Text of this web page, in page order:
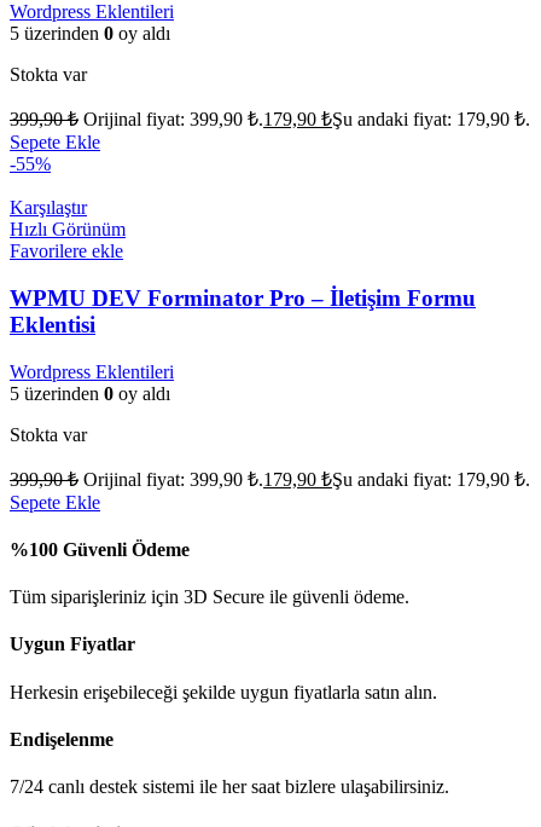
Wordpress Eklentileri
5 üzerinden 0 oy aldı
Stokta var
399,90₺ Orijinal fiyat: 399,90 ₺.179,90 ₺Şu andaki fiyat: 179,90 ₺.
Sepete Ekle
-55%
Karşılaştır
Hızlı Görünüm
Favorilere ekle
WPMU DEV Forminator Pro – İletişim Formu
Eklentisi
Wordpress Eklentileri
5 üzerinden 0 oy aldı
Stokta var
399,90₺ Orijinal fiyat: 399,90 ₺.179,90 ₺Şu andaki fiyat: 179,90 ₺.
Sepete Ekle
%100 Güvenli Ödeme
Tüm siparişleriniz için 3D Secure ile güvenli ödeme.
Uygun Fiyatlar
Herkesin erişebileceği şekilde uygun fiyatlarla satın alın.
Endişelenme
7/24 canlı destek sistemi ile her saat bizlere ulaşabilirsiniz.